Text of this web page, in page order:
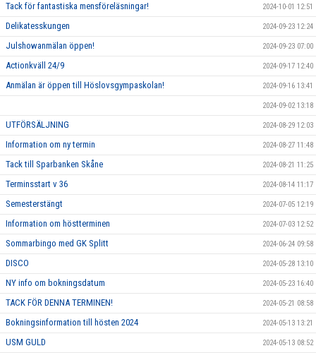
Tack för fantastiska mensföreläsningar! 2024-10-01 12:51
Delikatesskungen 2024-09-23 12:24
Julshowanmälan öppen! 2024-09-23 07:00
Actionkväll 24/9 2024-09-17 12:40
Anmälan är öppen till Höslovsgympaskolan! 2024-09-16 13:41
2024-09-02 13:18
UTFÖRSÄLJNING 2024-08-29 12:03
Information om ny termin 2024-08-27 11:48
Tack till Sparbanken Skåne 2024-08-21 11:25
Terminsstart v 36 2024-08-14 11:17
Semesterstängt 2024-07-05 12:19
Information om höstterminen 2024-07-03 12:52
Sommarbingo med GK Splitt 2024-06-24 09:58
DISCO 2024-05-28 13:10
NY info om bokningsdatum 2024-05-23 16:40
TACK FÖR DENNA TERMINEN! 2024-05-21 08:58
Bokningsinformation till hösten 2024 2024-05-13 13:21
USM GULD 2024-05-13 08:52